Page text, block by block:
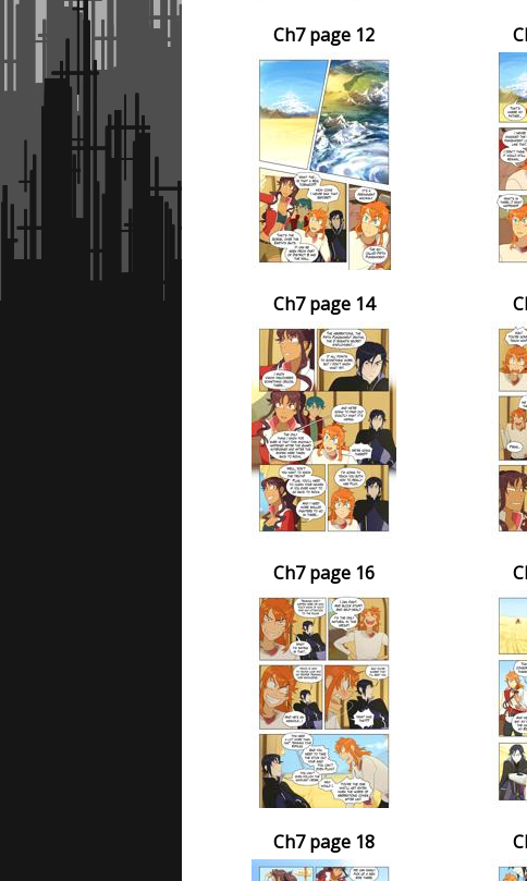
Ch7 page 12
Ch7 page 14
Ch7 page 16
Ch7 page 18